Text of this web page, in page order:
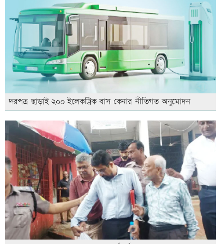
দরপত্র ছাড়াই ২০০ ইলেকট্রিক বাস কেনার নীতিগত অনুমোদন